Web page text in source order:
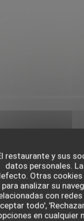
restaurante y sus
datos personales.
Otras cookies
para analizar su
con
todo',
en cualquier